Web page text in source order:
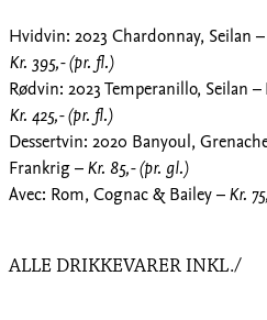
Hvidvin: 2023 Chardonnay, Seilan
Kr. 395,- (pr. fl.)
Rødvin: 2023 Temperanillo, Seilan
Kr. 425,- (pr. fl.)
Dessertvin: 2020 Banyoul,
Frankrig –Kr. 85,- (pr. gl.)
Avec: Rom, Cognac & Bailey –Kr.
ALLE DRIKKEVARER INKL./